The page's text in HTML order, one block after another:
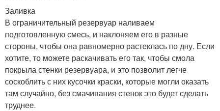
Заливка
В ограничительный резервуар наливаем
подготовленную смесь, и наклоняем его в разные
стороны, чтобы она равномерно растеклась по дну. Если
хотите, то можете раскачивать его так, чтобы смола
покрыла стенки резервуара, и это позволит легче
соскоблить с них кусочки краски, которые могли оказать
там случайно, без смачивания стенок это будет сделать
труднее.